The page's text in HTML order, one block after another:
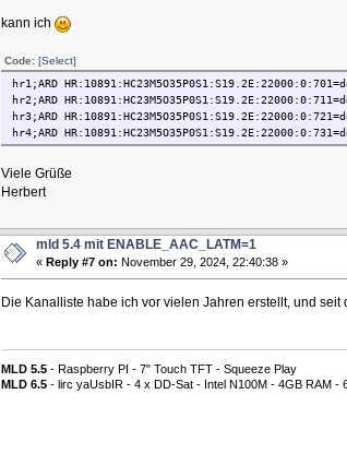
kann ich
Code: [Select]
hr1;ARD
hr2;ARD
hr3;ARD
hr4;ARD
Viele Grüße
Herbert
mld 5.4 mit ENABLE_AAC_LATM=1
« Reply #7 on: November 29, 2024, 22:40:38 »
Die Kanalliste habe ich vor vielen Jahren erstellt, und
MLD 5.5- Raspberry PI - 7" Touch TFT - Squeeze Play
MLD 6.5- lirc yaUsbIR - 4 x DD-Sat - Intel N100M - 4GB RAM -